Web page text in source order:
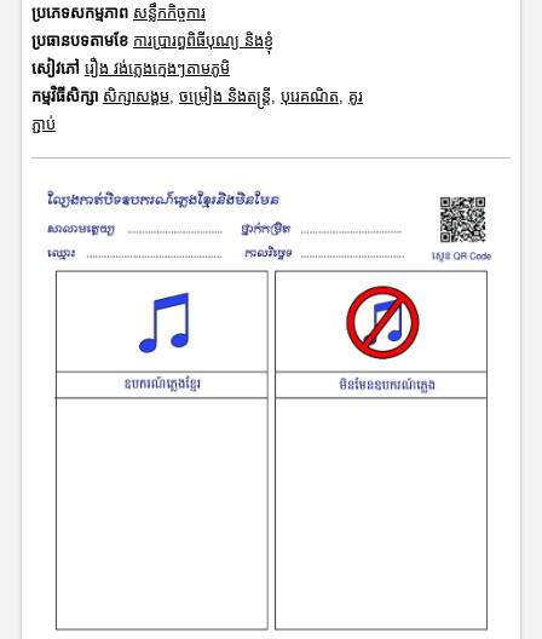
ប្រភេទសកម្មភាព សន្លឹកកិច្ចការ
ប្រធានបទតាមខែ ការប្រារព្ធពិធីបុណ្យ និងខ្ញុំ
សៀវភៅ រឿង វង់ភ្លេងក្មេងៗតាមភូមិ
កម្មវិធីសិក្សា សិក្សាសង្គម, ចម្រៀង និងតន្ត្រី, បុរេគណិត, គូរ
ភ្ជាប់